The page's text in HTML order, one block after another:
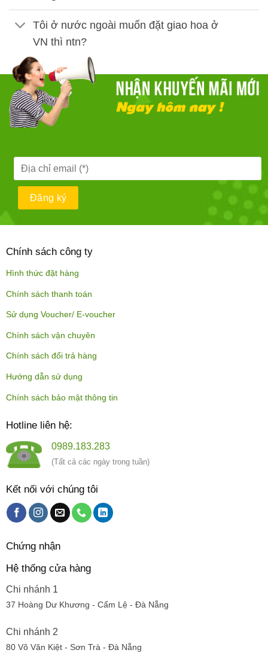
Tôi ở nước ngoài muốn đặt giao hoa ở
VN thì ntn?
Chính sách công ty
Hình thức đặt hàng
Chính sách thanh toán
Sử dụng Voucher/ E-voucher
Chính sách vận chuyên
Chính sách đổi trả hàng
Hướng dẫn sử dụng
Chính sách bảo mật thông tin
Hotline liên hệ:
0989.183.283
(Tất cả các ngày trong tuần)
Kết nối với chúng tôi
Chứng nhận
Hệ thống cửa hàng
Chi nhánh 1
37 Hoàng Dư Khương - Cẩm Lệ - Đà Nẵng
Chi nhánh 2
80 Võ Văn Kiệt - Sơn Trà - Đà Nẵng